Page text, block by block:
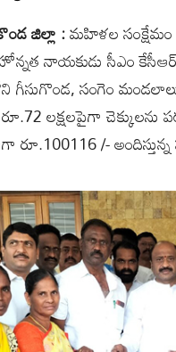
జిల్లా :మహిళల
నాయకుడు సీఎం కేసీఆర్
సంగెం
రూ.72 లక్షలపైగా
/-